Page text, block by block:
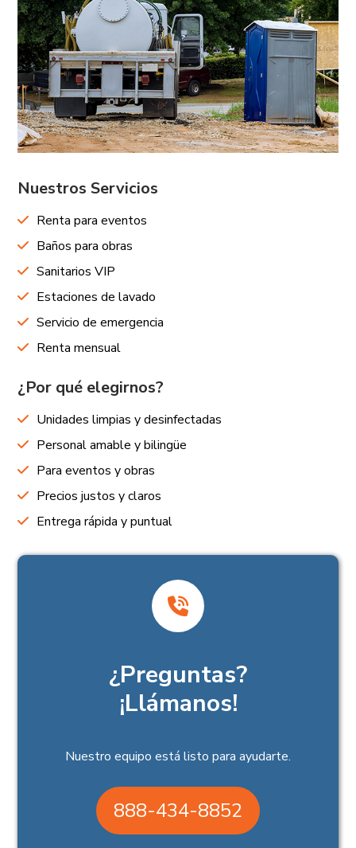
Nuestros Servicios
Renta para eventos
Baños para obras
Sanitarios VIP
Estaciones de lavado
Servicio de emergencia
Renta mensual
¿Por qué elegirnos?
Unidades limpias y desinfectadas
Personal amable y bilingüe
Para eventos y obras
Precios justos y claros
Entrega rápida y puntual
¿Preguntas?
¡Llámanos!
Nuestro equipo está listo para ayudarte.
888-434-8852